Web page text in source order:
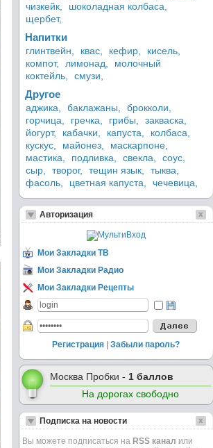
чизкейк,
шоколадная колбаса,
щербет,
Напитки
глинтвейн, квас, кефир,
кисель,
компот,
лимонад,
молочный
коктейль,
смузи,
Другое
аджика, баклажаны,
брокколи,
горчица,
гречка, грибы,
закваска,
йогурт,
кабачки, капуста,
колбаса,
кускус,
майонез,
маскарпоне,
мастика,
подливка, свекла,
соус,
сыр,
творог, тещин язык,
тыква,
фасоль,
цветная капуста, чечевица,
Авторизация
Мои Закладки ТВ
Мои Закладки Радио
Мои Закладки Рецепты
Регистрация Забыли пароль?
Москва Пробки - 1 баллов
На дорогах свободно
Подписка на новости
Вы можете подписаться на RSS канал или